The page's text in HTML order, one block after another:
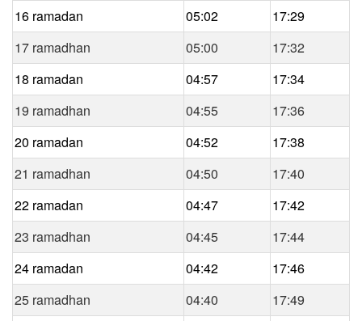
16 ramadan
05:02
17:29
17 ramadhan
05:00
17:32
18 ramadan
04:57
17:34
19 ramadhan
04:55
17:36
20 ramadan
04:52
17:38
21 ramadhan
04:50
17:40
22 ramadan
04:47
17:42
23 ramadhan
04:45
17:44
24 ramadan
04:42
17:46
25 ramadhan
04:40
17:49